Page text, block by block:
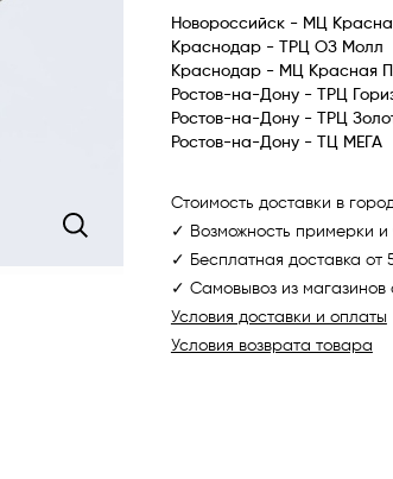
Новороссийск - МЦ
Краснодар - ТРЦ ОЗ Молл
Краснодар - МЦ Красная
Ростов-на-Дону - ТРЦ
Ростов-на-Дону - ТРЦ
Ростов-на-Дону - ТЦ МЕГА
Стоимость доставки в
✓ Возможность примерки и
✓ Бесплатная доставка от
✓ Самовывоз из магазинов
Условия доставки и оплаты
Условия возврата товара